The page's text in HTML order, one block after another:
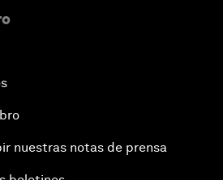
nuestras notas de prensa